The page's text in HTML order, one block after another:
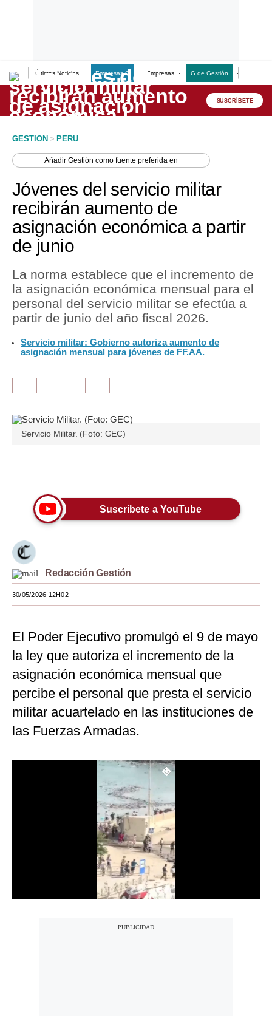
Últimas Noticias Empresas G Empresas G de Gestión
Lo último
Peru Quiosco
Economía
Mercados
Perú
Política
Tu Dinero
Finanzas Personales
Inmobiliarias
Opinión
Editorial
Pregunta de hoy
Lujo
Moda
Estilos
EEUU
México
España
Internacional
Tecnología
Videos
SUSCRÍBETE
GESTION > PERU
AñadirGestión como fuente preferida en
Jóvenes del servicio militar
recibirán aumento de
asignación económica a partir
de junio
La norma establece que el incremento de
la asignación económica mensual para el
personal del servicio militar se efectúa a
partir de junio del año fiscal 2026.
Servicio militar: Gobierno autoriza aumento de
asignación mensual para jóvenes de FF.AA.
Servicio Militar. (Foto: GEC)
Suscríbete a YouTube
Redacción Gestión
30/05/2026 12H02
El Poder Ejecutivo promulgó el 9 de mayo
la ley que autoriza el incremento de la
asignación económica mensual que
percibe el personal que presta el servicio
militar acuartelado en las instituciones de
las Fuerzas Armadas.